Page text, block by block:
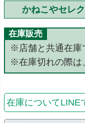
かねこやセレ
在庫販売
※店舗と共通在庫
※在庫切れの際は
在庫についてLINE